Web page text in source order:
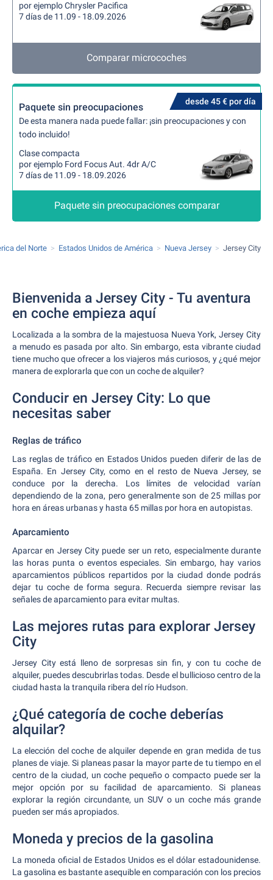
por ejemplo Chrysler Pacifica
7 días de 11.09 - 18.09.2026
Comparar microcoches
desde 45 € por día
Paquete sin preocupaciones
De esta manera nada puede fallar: ¡sin preocupaciones y con
todo incluido!
Clase compacta
por ejemplo Ford Focus Aut. 4dr A/C
7 días de 11.09 - 18.09.2026
Paquete sin preocupaciones comparar
del Norte Estados Unidos de América Nueva Jersey Jersey City
Bienvenida a Jersey City - Tu aventura
en coche empieza aquí
Localizada a la sombra de la majestuosa Nueva York, Jersey City
a menudo es pasada por alto. Sin embargo, esta vibrante ciudad
tiene mucho que ofrecer a los viajeros más curiosos, y ¿qué mejor
manera de explorarla que con un coche de alquiler?
Conducir en Jersey City: Lo que
necesitas saber
Reglas de tráfico
Las reglas de tráfico en Estados Unidos pueden diferir de las de
España. En Jersey City, como en el resto de Nueva Jersey, se
conduce por la derecha. Los límites de velocidad varían
dependiendo de la zona, pero generalmente son de 25 millas por
hora en áreas urbanas y hasta 65 millas por hora en autopistas.
Aparcamiento
Aparcar en Jersey City puede ser un reto, especialmente durante
las horas punta o eventos especiales. Sin embargo, hay varios
aparcamientos públicos repartidos por la ciudad donde podrás
dejar tu coche de forma segura. Recuerda siempre revisar las
señales de aparcamiento para evitar multas.
Las mejores rutas para explorar Jersey
City
Jersey City está lleno de sorpresas sin fin, y con tu coche de
alquiler, puedes descubrirlas todas. Desde el bullicioso centro de la
ciudad hasta la tranquila ribera del río Hudson.
¿Qué categoría de coche deberías
alquilar?
La elección del coche de alquiler depende en gran medida de tus
planes de viaje. Si planeas pasar la mayor parte de tu tiempo en el
centro de la ciudad, un coche pequeño o compacto puede ser la
mejor opción por su facilidad de aparcamiento. Si planeas
explorar la región circundante, un SUV o un coche más grande
pueden ser más apropiados.
Moneda y precios de la gasolina
La moneda oficial de Estados Unidos es el dólar estadounidense.
La gasolina es bastante asequible en comparación con los precios